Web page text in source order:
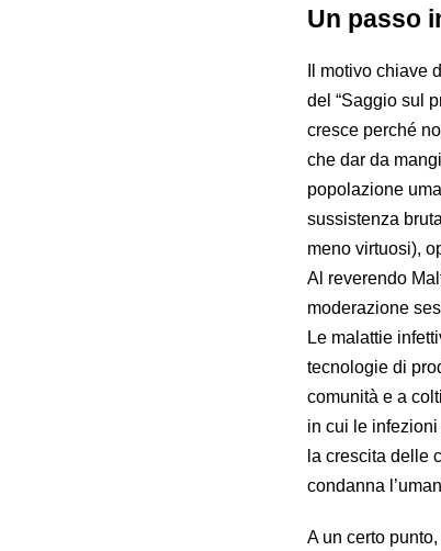
Un passo
Il motivo chiave
del “Saggio sul
cresce perché
che dar da
popolazione
sussistenza
meno virtuosi),
Al reverendo
moderazione
Le malattie
tecnologie di
comunità e a
in cui le
la crescita delle
condanna
A un certo